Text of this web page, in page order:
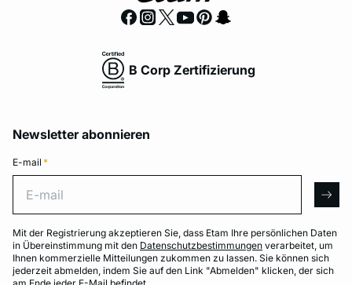
B Corp Zertifizierung
Newsletter abonnieren
E-mail *
Mit der Registrierung akzeptieren Sie, dass Etam Ihre persönlichen Daten
in Übereinstimmung mit den Datenschutzbestimmungen verarbeitet, um
Ihnen kommerzielle Mitteilungen zukommen zu lassen. Sie können sich
jederzeit abmelden, indem Sie auf den Link "Abmelden" klicken, der sich